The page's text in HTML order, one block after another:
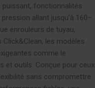
puissant, fonctionnalités
allant jusqu’à 160–
enrouleurs de tuyau,
les modèles
comme le
et outils. Conçue pour ceux
sans compromettre